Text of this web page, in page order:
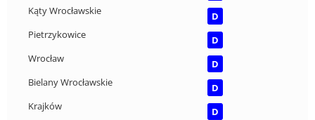
Kąty Wrocławskie
D
Pietrzykowice
D
Wrocław
D
Bielany Wrocławskie
D
Krajków
D